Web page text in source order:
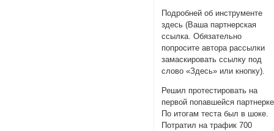
Подробней об инструменте
здесь (Ваша партнерская
ссылка. Обязательно
попросите автора рассылки
замаскировать ссылку под
слово «Здесь» или кнопку).
Решил протестировать на
первой попавшейся
По итогам теста был в шоке.
Пoтpатил на трафик 700